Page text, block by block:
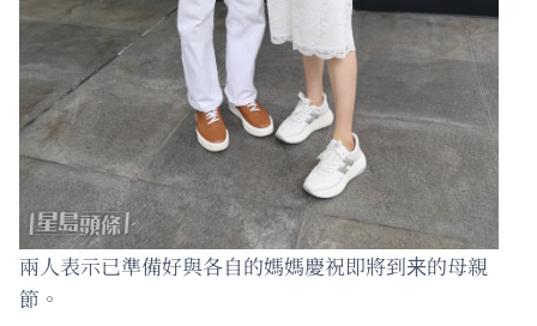
兩人表示已準備好與各自的媽媽慶祝即將到来的母親
節。